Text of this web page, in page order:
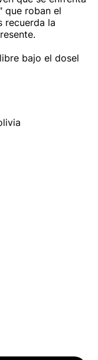
que roban el
recuerda la
bajo el dosel